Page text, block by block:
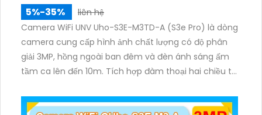
5%-35%
liên hệ
Camera WiFi UNV Uho-S3E-M3TD-A (S3e Pro) là dòng
camera cung cấp hình ảnh chất lượng có độ phân
giải 3MP, hồng ngoài ban đêm và đèn ánh sáng ấm
tầm ca lên đến 10m. Tích hợp đàm thoại hai chiều to